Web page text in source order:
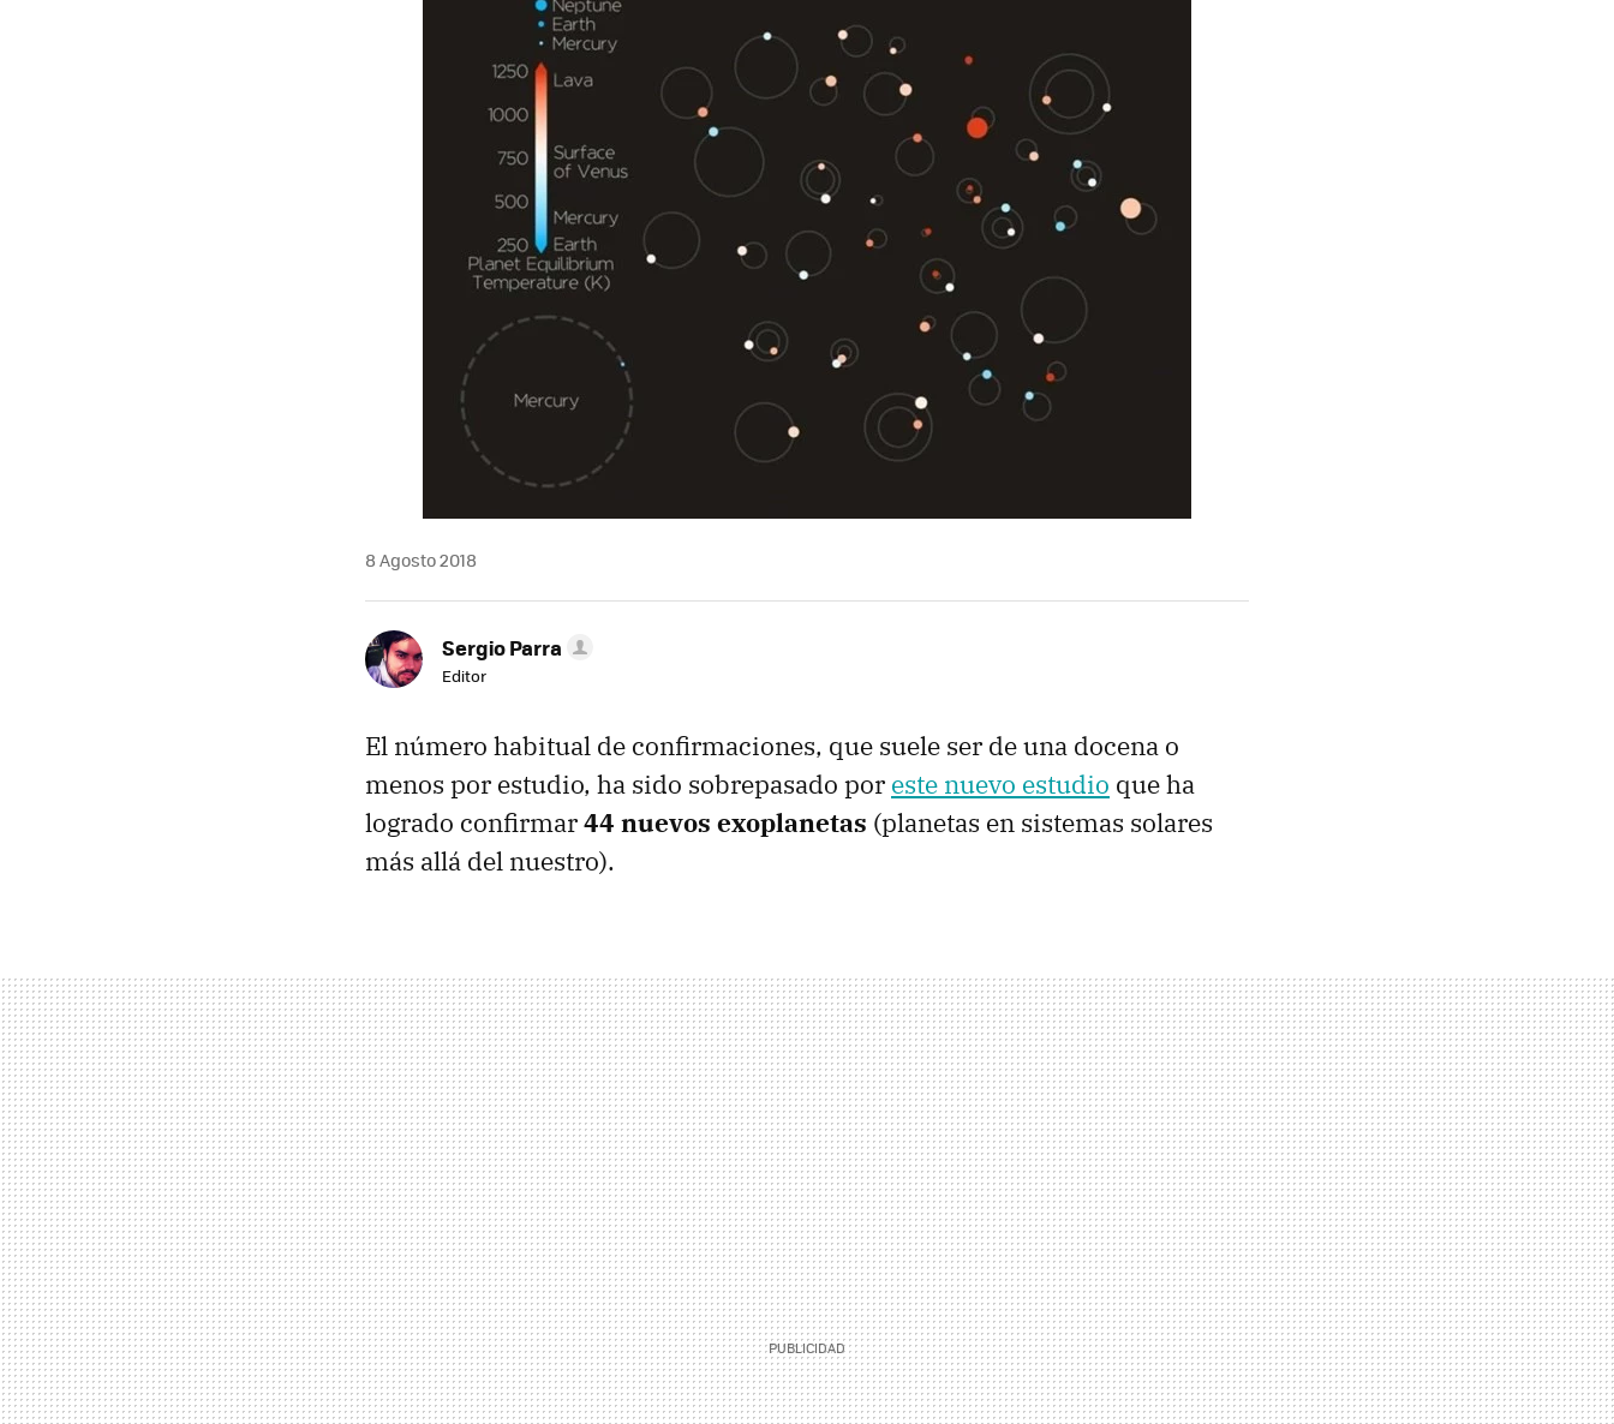
8 Agosto 2018
Sergio Parra
Editor
El número habitual de confirmaciones, que suele ser de una docena o
menos por estudio, ha sido sobrepasado por este nuevo estudio que ha
logrado confirmar44 nuevos exoplanetas (planetas en sistemas solares
más allá del nuestro).